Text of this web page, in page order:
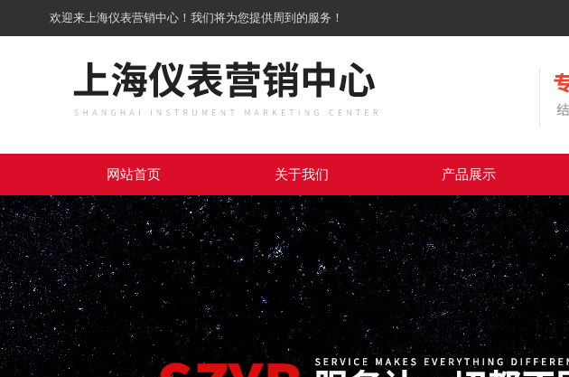
欢迎来上海仪表营销中心！我们将为您提供周到的服务！
网站首页 关于我们 产品展示